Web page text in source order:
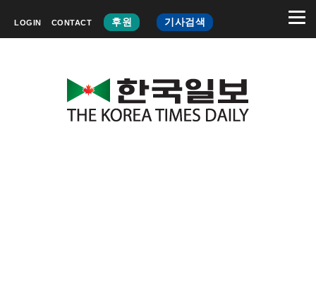
LOGIN CONTACT 후원 기사검색